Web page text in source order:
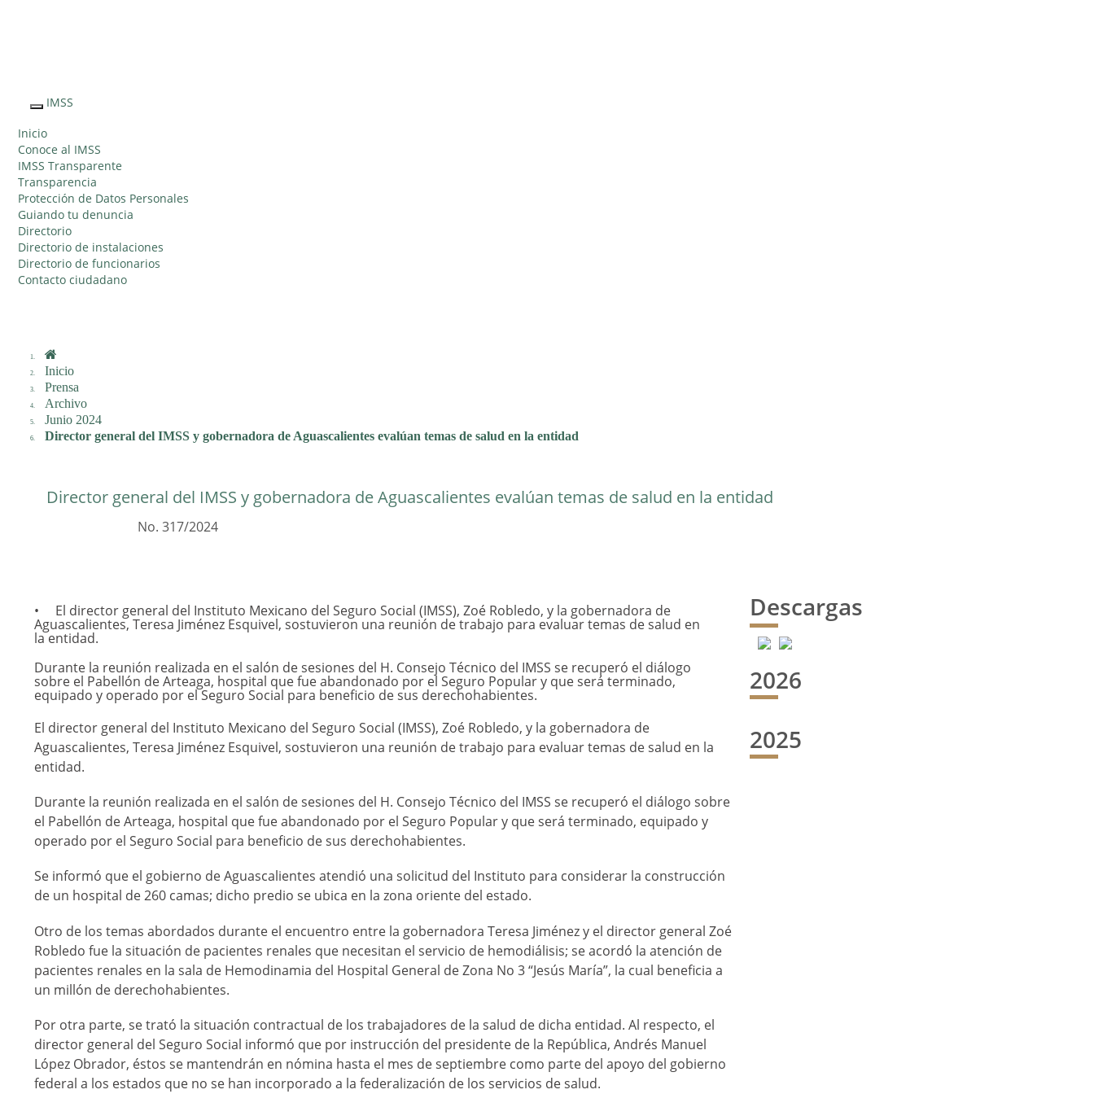
Interruptor
Navegación
IMSS
Inicio
Conoce al IMSS
IMSS Transparente
Transparencia
Protección de Datos Personales
Guiando tu denuncia
Directorio
Directorio de instalaciones
Directorio de funcionarios
Contacto ciudadano
Inicio
Prensa
Archivo
Junio 2024
Director general del IMSS y gobernadora de Aguascalientes evalúan temas de salud en la entidad
Director general del IMSS y gobernadora de Aguascalientes evalúan temas de salud en la entidad
No. 317/2024
El director general del Instituto Mexicano del Seguro Social (IMSS), Zoé Robledo, y la gobernadora de
Aguascalientes, Teresa Jiménez Esquivel, sostuvieron una reunión de trabajo para evaluar temas de salud en
la entidad.
Durante la reunión realizada en el salón de sesiones del H. Consejo Técnico del IMSS se recuperó el diálogo
sobre el Pabellón de Arteaga, hospital que fue abandonado por el Seguro Popular y que será terminado,
equipado y operado por el Seguro Social para beneficio de sus derechohabientes.
El director general del Instituto Mexicano del Seguro Social (IMSS), Zoé Robledo, y la gobernadora de
Aguascalientes, Teresa Jiménez Esquivel, sostuvieron una reunión de trabajo para evaluar temas de salud en la
entidad.
Durante la reunión realizada en el salón de sesiones del H. Consejo Técnico del IMSS se recuperó el diálogo sobre
el Pabellón de Arteaga, hospital que fue abandonado por el Seguro Popular y que será terminado, equipado y
operado por el Seguro Social para beneficio de sus derechohabientes.
Se informó que el gobierno de Aguascalientes atendió una solicitud del Instituto para considerar la construcción
de un hospital de 260 camas; dicho predio se ubica en la zona oriente del estado.
Otro de los temas abordados durante el encuentro entre la gobernadora Teresa Jiménez y el director general Zoé
Robledo fue la situación de pacientes renales que necesitan el servicio de hemodiálisis; se acordó la atención de
pacientes renales en la sala de Hemodinamia del Hospital General de Zona No 3 “Jesús María”, la cual beneficia a
un millón de derechohabientes.
Por otra parte, se trató la situación contractual de los trabajadores de la salud de dicha entidad. Al respecto, el
director general del Seguro Social informó que por instrucción del presidente de la República, Andrés Manuel
López Obrador, éstos se mantendrán en nómina hasta el mes de septiembre como parte del apoyo del gobierno
federal a los estados que no se han incorporado a la federalización de los servicios de salud.
Descargas
2026
2025